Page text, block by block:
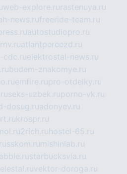
web-explore.ru rastenuya.ru
news.rufreeride-team.ru
autostudiopro.ru
atlantpereezd.ru
cdc.ruelektrostal-news.ru
budem-znakomye.ru
emfire.rupro-otdelky.ru
seks-uzbek.ruporno-vk.ru
dosug.ruadonyev.ru
krospr.ru
2rich.ru hostel-65.ru
mishinlab.ru
starbucksvia.ru
elestal.ruvektor-doroga.ru